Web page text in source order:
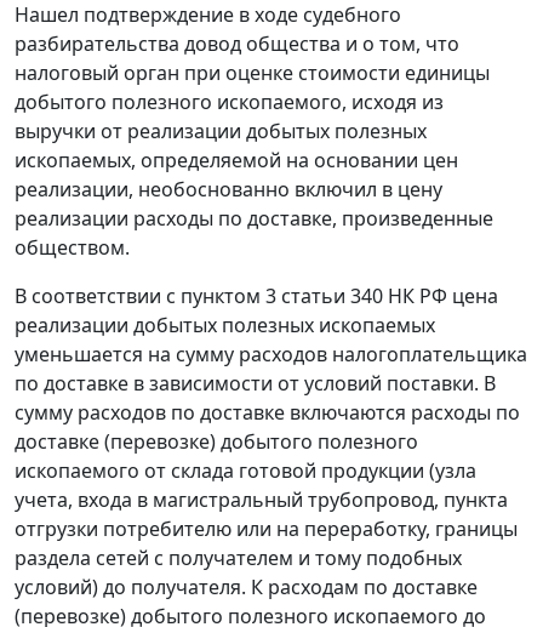
Нашел подтверждение в ходе судебного
разбирательства довод общества и о том, что
налоговый орган при оценке стоимости единицы
добытого полезного ископаемого, исходя из
выручки от реализации добытых полезных
ископаемых, определяемой на основании цен
реализации, необоснованно включил в цену
реализации расходы по доставке, произведенные
обществом.
В соответствии с пунктом 3 статьи 340 НК РФ цена
реализации добытых полезных ископаемых
уменьшается на сумму расходов налогоплательщика
по доставке в зависимости от условий поставки. В
сумму расходов по доставке включаются расходы по
доставке (перевозке) добытого полезного
ископаемого от склада готовой продукции (узла
учета, входа в магистральный трубопровод, пункта
отгрузки потребителю или на переработку, границы
раздела сетей с получателем и тому подобных
условий) до получателя. К расходам по доставке
(перевозке) добытого полезного ископаемого до